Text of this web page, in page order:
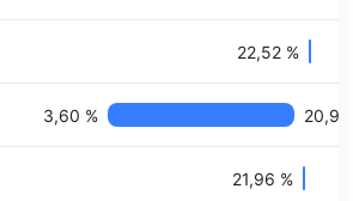
22,52 %
3,60 % 20,95
21,96 %